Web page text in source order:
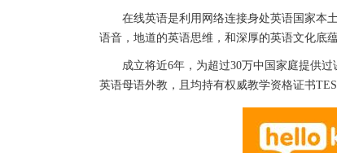
在线英语是利用网络连接身处英语国家本土
语音，地道的英语思维，和深厚的英语文化底
成立将近6年，为超过30万中国家庭提供过
英语母语外教，且均持有权威教学资格证书